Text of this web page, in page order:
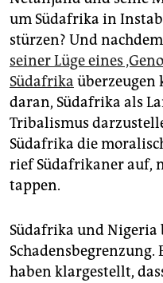
um Südafrika in
stürzen? Und
seiner Lüge eines
Südafrika überzeugen
daran, Südafrika als
Tribalismus
Südafrika die
rief Südafrikaner auf,
tappen.
Südafrika und Nigeria
haben klargestellt,